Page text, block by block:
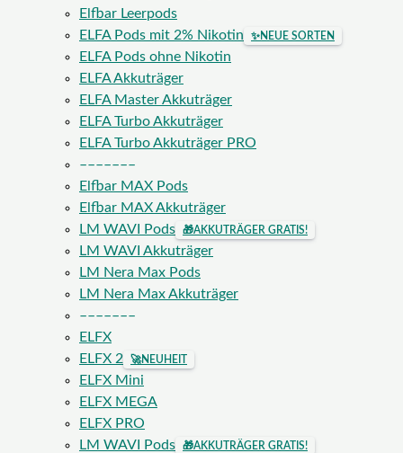
Elfbar Leerpods
ELFA Pods mit 2% Nikotin
✨NEUE SORTEN
ELFA Pods ohne Nikotin
ELFA Akkuträger
ELFA Master Akkuträger
ELFA Turbo Akkuträger
ELFA Turbo Akkuträger PRO
–––––––
Elfbar MAX Pods
Elfbar MAX Akkuträger
LM WAVI Pods
🎁AKKUTRÄGER GRATIS!
LM WAVI Akkuträger
LM Nera Max Pods
LM Nera Max Akkuträger
–––––––
ELFX
ELFX 2
🚀NEUHEIT
ELFX Mini
ELFX MEGA
ELFX PRO
LM WAVI Pods
🎁AKKUTRÄGER GRATIS!